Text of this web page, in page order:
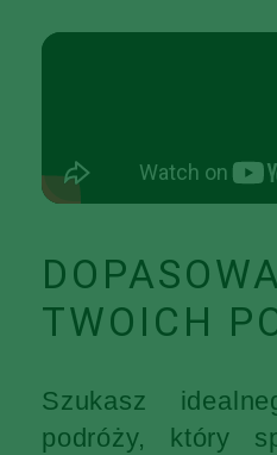
TWOICH
Szukasz
podróży, który